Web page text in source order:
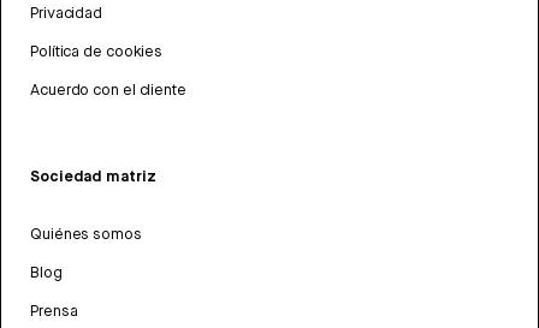
Privacidad
Política de cookies
Acuerdo con el cliente
Sociedad matriz
Quiénes somos
Blog
Prensa